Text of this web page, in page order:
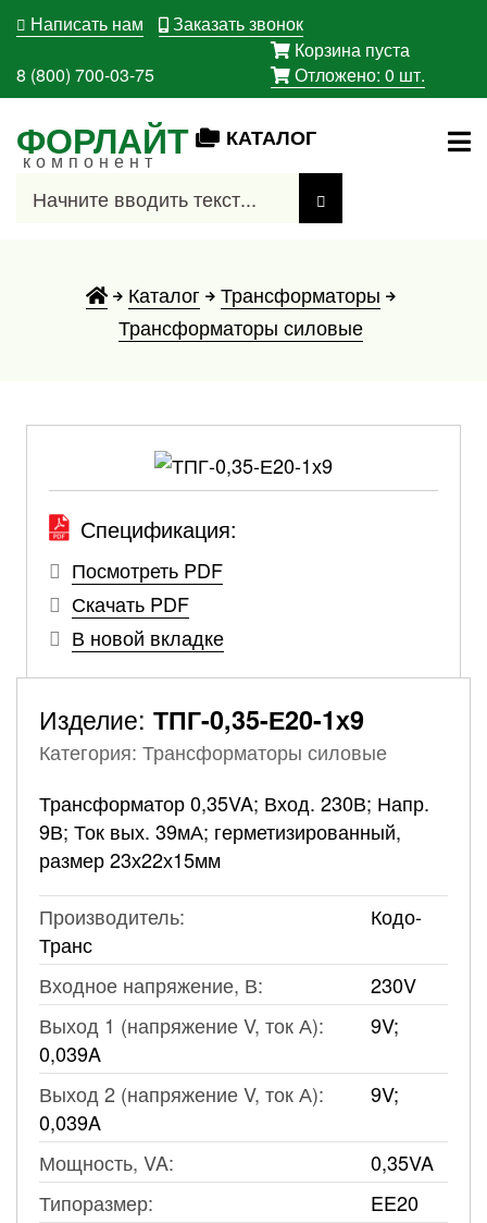
Написать нам Заказать звонок
8 (800) 700-03-75
Корзина пуста
Отложено: 0 шт.
ФОРЛАЙТ
компонент
КАТАЛОГ
Каталог
Трансформаторы
Трансформаторы силовые
Спецификация:
Посмотреть PDF
Скачать PDF
В новой вкладке
Изделие: ТПГ-0,35-Е20-1х9
Категория: Трансформаторы силовые
Трансформатор 0,35VA; Вход. 230В; Напр.
9В; Ток вых. 39мА; герметизированный,
размер 23х22х15мм
Производитель:
Кодо-
Транс
Входное напряжение, В:
230V
Выход 1 (напряжение V, ток А):
9V;
0,039A
Выход 2 (напряжение V, ток А):
9V;
0,039A
Мощность, VA:
0,35VA
Типоразмер:
EE20